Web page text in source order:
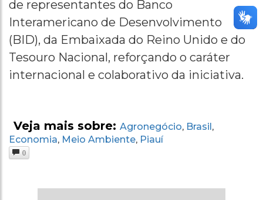
de representantes do Banco
Interamericano de Desenvolvimento
(BID), da Embaixada do Reino Unido e do
Tesouro Nacional, reforçando o caráter
internacional e colaborativo da iniciativa.
Veja mais sobre: Agronegócio, Brasil,
Economia, Meio Ambiente, Piauí
0